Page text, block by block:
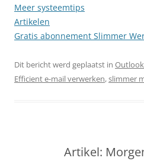
Meer systeemtips
Artikelen
Gratis abonnement Slimmer
Dit bericht werd geplaatst in
Efficient e-mail verwerken,slimmer
Artikel: